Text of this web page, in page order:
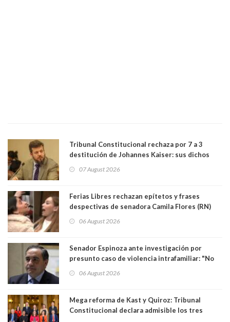
Tribunal Constitucional rechaza por 7 a 3
destitución de Johannes Kaiser: sus dichos
justicia constitucional porque no es diputado
07 August 2026
Ferias Libres rechazan epítetos y frases
despectivas de senadora Camila Flores (RN)
06 August 2026
Senador Espinoza ante investigación por
presunto caso de violencia intrafamiliar: "No
antecedentes a Tribunal Supremo
06 August 2026
Mega reforma de Kast y Quiroz: Tribunal
Constitucional declara admisible los tres